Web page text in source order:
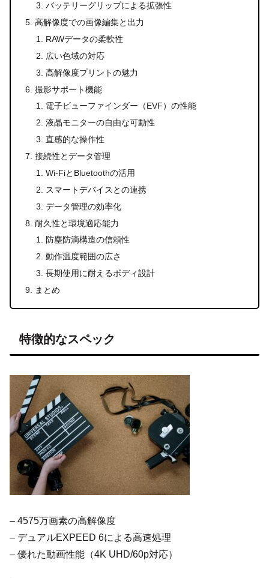
バッテリーグリップによる拡張性
高解像度での画像編集と出力
RAWデータの柔軟性
広い色域の対応
高解像度プリントの魅力
撮影サポート機能
電子ビューファインダー（EVF）の性能
液晶モニターの自由な可動性
直感的な操作性
接続性とデータ管理
Wi-FiとBluetoothの活用
スマートデバイスとの連携
データ管理の効率化
耐久性と環境適応能力
防塵防滴構造の信頼性
動作温度範囲の広さ
長期使用に耐えるボディ設計
まとめ
特徴的なスペック
– 4575万画素の高解像度
– デュアルEXPEED 6による高速処理
– 優れた動画性能（4K UHD/60p対応）